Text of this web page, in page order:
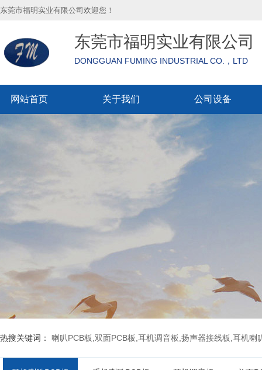
东莞市福明实业有限公司欢迎您！
东莞市福明实业有限公司
DONGGUAN FUMING INDUSTRIAL CO.，LTD
网站首页 关于我们 公司设备
热搜关键词： 喇叭PCB板,双面PCB板,耳机调音板,扬声器接线板,耳机